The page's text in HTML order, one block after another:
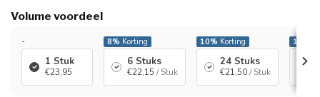
Volume voordeel
-
1 Stuk
€23,95
8% Korting
6 Stuks
€22,15 / Stuk
10% Korting
24 Stuks
€21,50/ Stuk
17%